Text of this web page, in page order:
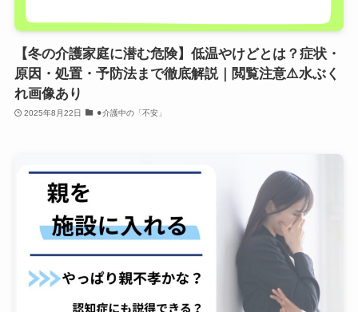
【冬の介護家庭に潜む危険】低温やけどとは？症状・
原因・処置・予防法まで徹底解説｜閲覧注意⚠️水ぶく
れ画像あり
2025年8月22日 ⚫︎介護中の「不安」